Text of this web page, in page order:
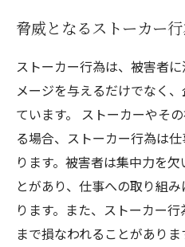
脅威となるストーカー
ストーカー行為は、被害者
メージを与えるだけでなく
ています。 ストーカーやそ
る場合、ストーカー行為は
ります。被害者は集中力を
とがあり、仕事への取り組
ります。また、ストーカー
まで損なわれることがありま